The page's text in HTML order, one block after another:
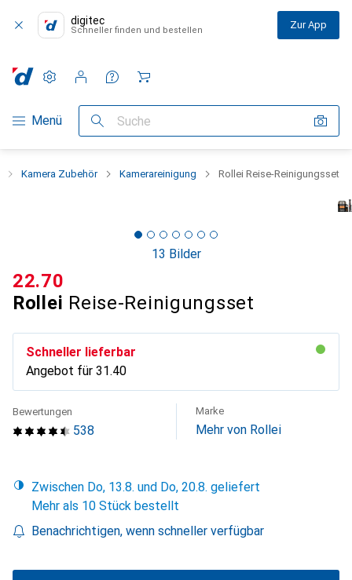
digitec
Schneller finden und bestellen Zur App
Navigation nach Kategorien
Menü Suche
Einstellungen
Kundenkonto
Vergleichslisten
Merklisten
Warenkorb
Kamera Zubehör Kamerareinigung Rollei Reise-Reinigungsset
13 Bilder
Rollei Reise-Reinigungsset
CHF
22.70
Schneller lieferbar
Angebot für CHF
31.40
538
Bewertungen Marke
Mehr von Rollei
Zwischen Do, 13.8. und Do, 20.8. geliefert
Mehr als 10 Stück bestellt
Benachrichtigen, wenn schneller verfügbar